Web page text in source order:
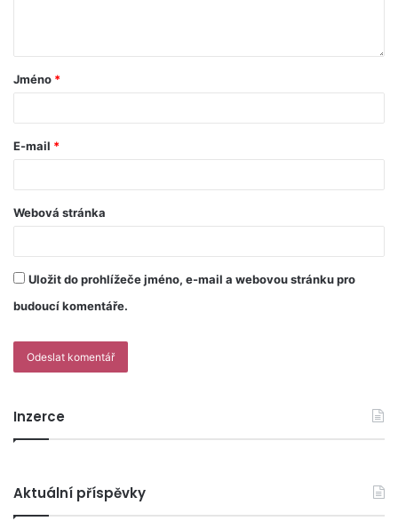
Jméno *
E-mail *
Webová stránka
Uložit do prohlížeče jméno, e-mail a webovou stránku pro
budoucí komentáře.
Inzerce
Aktuální příspěvky